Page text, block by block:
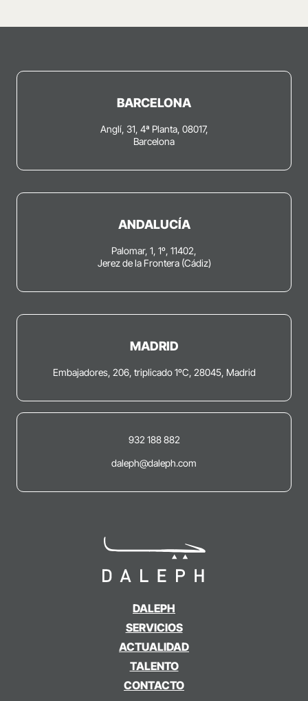
DALEPH
SERVICIOS
ACTUALIDAD
TALENTO
CONTACTO
BARCELONA
Anglí, 31, 4ª Planta, 08017,
Barcelona
ANDALUCÍA
Palomar, 1, 1º, 11402,
Jerez de la Frontera (Cádiz)
MADRID
Embajadores, 206, triplicado 1ºC, 28045, Madrid
932 188 882
daleph@daleph.com